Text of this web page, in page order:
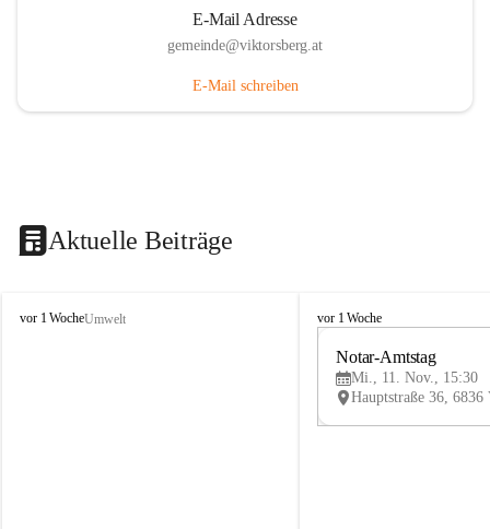
E-Mail Adresse
gemeinde@viktorsberg.at
E-Mail schreiben
Aktuelle Beiträge
V
vor 1 WocheUmwelt
V
vor 1 Woche
Notar-Amtstag
Mi., 11. Nov., 15:30